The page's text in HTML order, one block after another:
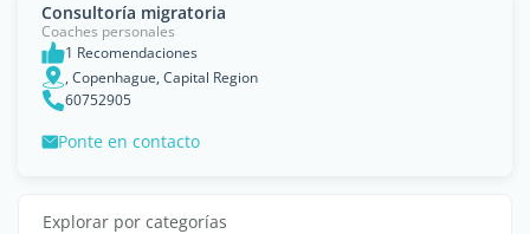
Consultoría migratoria
Coaches personales
1 Recomendaciones
, Copenhague, Capital Region
60752905
Ponte en contacto
Explorar por categorías